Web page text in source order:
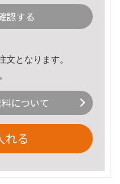
認する
文となります。
について
れる